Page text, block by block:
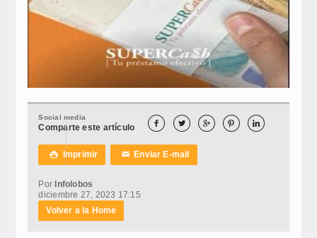
Social media
Comparte este artículo     
 Imprimir ✉Enviar E-mail
Por Infolobos
diciembre 27, 2023 17:15
Volver a la Home